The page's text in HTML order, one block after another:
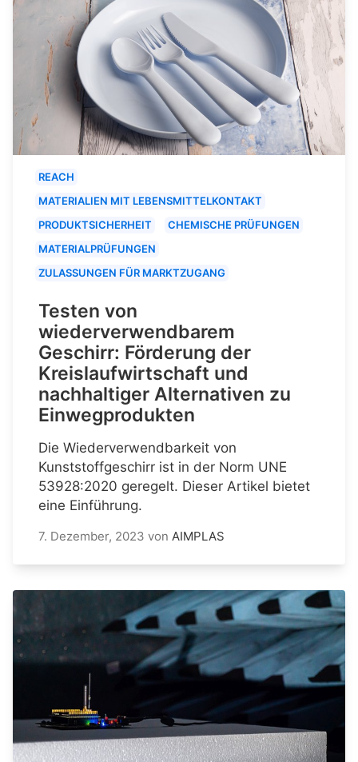
REACH
MATERIALIEN MIT LEBENSMITTELKONTAKT
PRODUKTSICHERHEIT
CHEMISCHE PRÜFUNGEN
MATERIALPRÜFUNGEN
ZULASSUNGEN FÜR MARKTZUGANG
Testen von
wiederverwendbarem
Geschirr: Förderung der
Kreislaufwirtschaft und
nachhaltiger Alternativen zu
Einwegprodukten
Die Wiederverwendbarkeit von
Kunststoffgeschirr ist in der Norm UNE
53928:2020 geregelt. Dieser Artikel bietet
eine Einführung.
7. Dezember, 2023 von AIMPLAS